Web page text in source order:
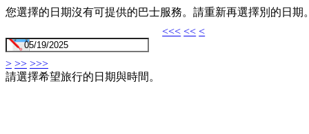
您選擇的日期沒有可提供的巴士服務。請重新再選擇別的日期
<<< << <
> >> >>>
請選擇希望旅行的日期與時間。